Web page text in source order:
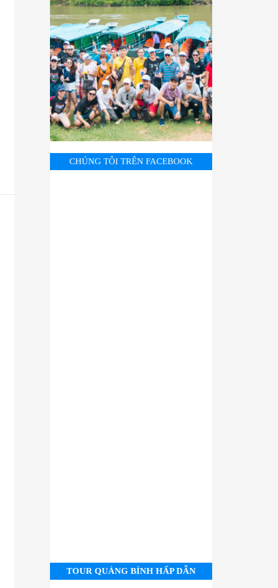
CHÚNG TÔI TRÊN FACEBOOK
TOUR QUẢNG BÌNH HẤP DẪN